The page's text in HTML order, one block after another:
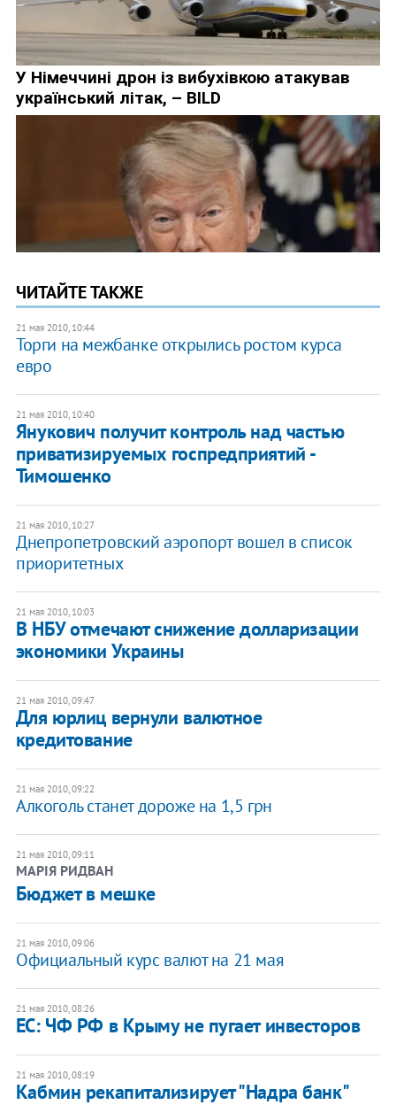
ЧИТАЙТЕ ТАКЖЕ
21 мая 2010, 10:44
Торги на межбанке открылись ростом курса
евро
21 мая 2010, 10:40
Янукович получит контроль над частью
приватизируемых госпредприятий -
Тимошенко
21 мая 2010, 10:27
Днепропетровский аэропорт вошел в список
приоритетных
21 мая 2010, 10:03
В НБУ отмечают снижение долларизации
экономики Украины
21 мая 2010, 09:47
Для юрлиц вернули валютное
кредитование
21 мая 2010, 09:22
Алкоголь станет дороже на 1,5 грн
21 мая 2010, 09:11
МАРІЯ РИДВАН
Бюджет в мешке
21 мая 2010, 09:06
Официальный курс валют на 21 мая
21 мая 2010, 08:26
ЕС: ЧФ РФ в Крыму не пугает инвесторов
21 мая 2010, 08:19
Кабмин рекапитализирует "Надра банк"